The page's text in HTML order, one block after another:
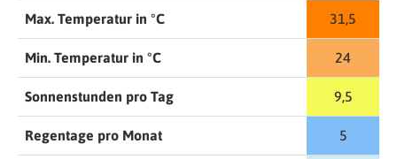
Max. Temperatur in °C 31,5
Min. Temperatur in °C 24
Sonnenstunden pro Tag 9,5
Regentage pro Monat 5